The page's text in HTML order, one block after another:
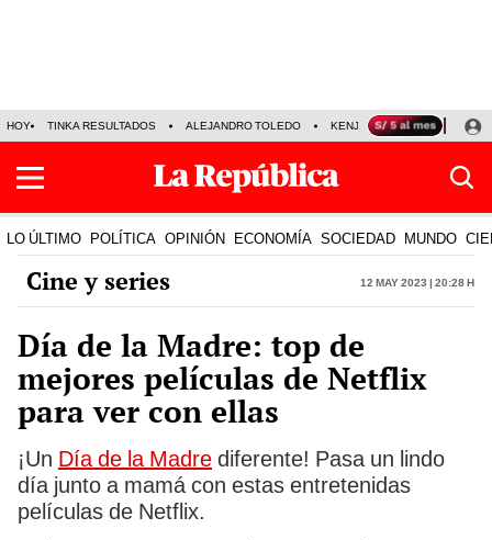
HOY TINKA RESULTADOS ALEJANDRO TOLEDO KENJI FUJIMORI
LO ÚLTIMO POLÍTICA OPINIÓN ECONOMÍA SOCIEDAD MUNDO
Cine y series 12 May 2023 | 20:28 h
Día de la Madre: top de
mejores películas de Netflix
para ver con ellas
¡Un Día de la Madre diferente! Pasa un lindo
día junto a mamá con estas entretenidas
películas de Netflix.